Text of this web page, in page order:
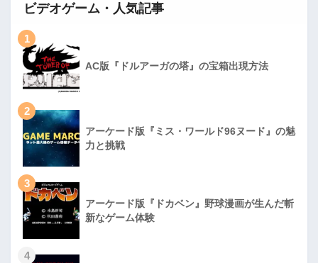
ビデオゲーム・人気記事
1
AC版『ドルアーガの塔』の宝箱出現方法
2
アーケード版『ミス・ワールド96ヌード』の魅
力と挑戦
3
アーケード版『ドカベン』野球漫画が生んだ斬
新なゲーム体験
4